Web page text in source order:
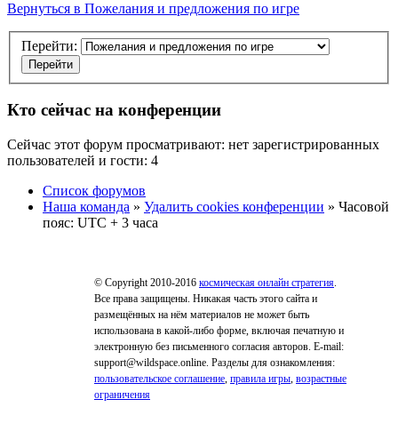
Вернуться в Пожелания и предложения по игре
Перейти:
Кто сейчас на конференции
Сейчас этот форум просматривают: нет зарегистрированных
пользователей и гости: 4
Список форумов
Наша команда » Удалить cookies конференции » Часовой
пояс: UTC + 3 часа
© Copyright 2010-2016 космическая онлайн стратегия.
Все права защищены. Никакая часть этого сайта и
размещённых на нём материалов не может быть
использована в какой-либо форме, включая печатную и
электронную без письменного согласия авторов. E-mail:
support@wildspace.online. Разделы для ознакомления:
пользовательское соглашение, правила игры, возрастные
ограничения